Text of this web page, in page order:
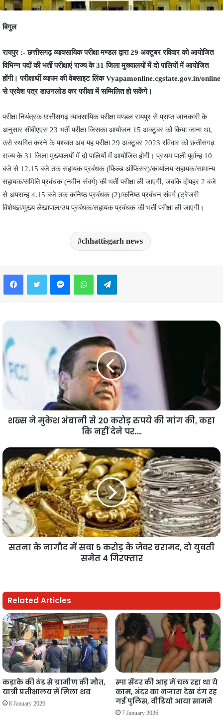
बिगुल
रायपुर :- छत्तीसगढ़ व्यावसायिक परीक्षा मण्डल द्वारा 29 अक्टूबर रविवार को आयोजित
विभिन्न पदों की भर्ती परीक्षाएं राज्य के 31 जिला मुख्यालयों में दो पालियों में आयोजित
होंगी। परीक्षार्थी व्यापम की वेबसाइट लिंक Vyapamonline.cgstate.gov.in/online
से प्रवेश पत्र डाउनलोड कर परीक्षा में सम्मिलित हो सकेंगे।
परीक्षा नियंत्रक छत्तीसगढ़ व्यावसायिक परीक्षा मण्डल रायपुर से प्राप्त जानकारी के
अनुसार सीबीएएस 23 भर्ती परीक्षा जिसका आयोजन 15 अक्टूबर को किया जाना था,
उसे स्थगित करने के पश्चात अब यह परीक्षा 29 अक्टूबर 2023 रविवार को छत्तीसगढ़
राज्य के 31 जिला मुख्यालयों में दो पालियों में आयोजित होगी। प्रथम पाली पूर्वान्ह 10
बजे से 12.15 बजे तक सहायक प्रबंधक (फिल्ड ऑफिसर)/कार्यालय सहायक/सामान्य
सहायक/समिति प्रबंधक (नवीन संवर्ग) की भर्ती परीक्षा ली जाएगी, जबकि दोपहर 2 बजे
से अपरान्ह 4.15 बजे तक कनिष्ठ प्रबंधक (2)/कनिष्ठ प्रबंधन संवर्ग (ट्रेजरी
विशेषज्ञ/मुख्य लेखापाल/उप प्रबंधक/सहायक प्रबंधक की भर्ती परीक्षा ली जाएगी।
chhattisgarh news
FacebookTwitter MessengerWhatsAppTelegram
शख्स ने मुकेश अंबानी से 20 करोड़ रुपये की मांग की, कहा
कि नहीं देने पर….
सतना के नागौद में सवा 5 करोड़ के जेवर बरामद, दो युवती
समेत 4 गिरफ्तार
Related Articles
कड़ाके की ठंड से ग्रामीण की मौत,
यात्री प्रतीक्षालय में मिला शव
8 January 2026
स्पा सेंटर की आड़ में चल रहा था ये
काम, अंदर का नजारा देख दंग रह
गई पुलिस, वीडियो आया सामने
7 January 2026